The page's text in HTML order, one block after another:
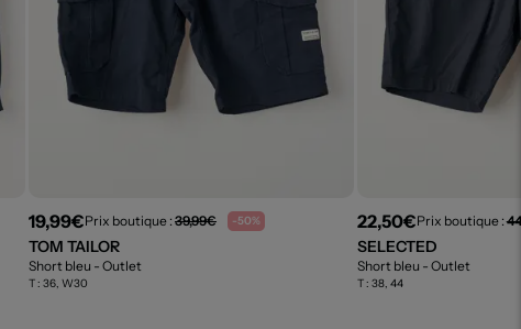
19,99€Prix boutique :39,99€ -50%
TOM TAILOR
Short bleu - Outlet
T :36, W30
22,50€Prix boutique :
SELECTED
Short bleu - Outlet
T : 38, 44